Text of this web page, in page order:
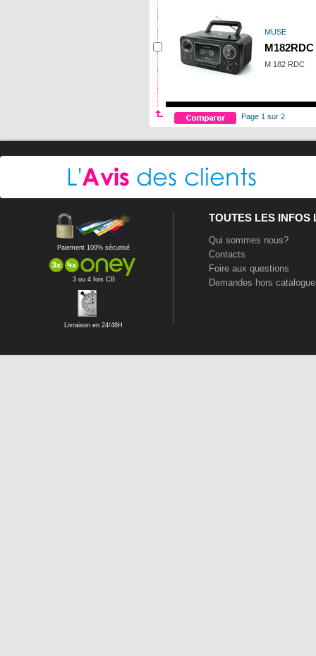
MUSE
M182RDC
M 182 RDC
Page 1 sur 2
Paiement 100% sécurisé
3 ou 4 fois CB
Livraison en 24/48H
TOUTES LES INFOS
Qui sommes nous?
Contacts
Foire aux questions
Demandes hors catalogue